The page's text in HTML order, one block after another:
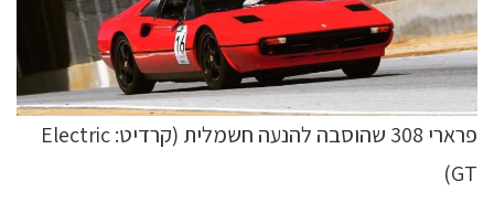
פרארי 308 שהוסבה להנעה חשמלית (קרדיט: Electric
GT)